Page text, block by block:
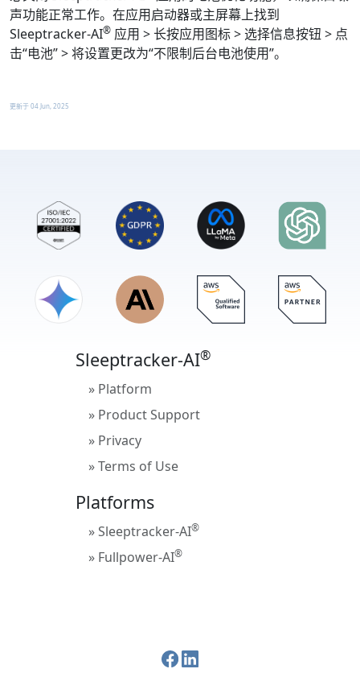
声功能正常工作。在应用启动器或主屏幕上找到
Sleeptracker-AI® 应用 > 长按应用图标 > 选择信息按钮 > 点
击“电池”> 将设置更改为“不限制后台电池使用”。
更新于04 Jun, 2025
Sleeptracker-AI®
» Platform
» Product Support
» Privacy
» Terms of Use
Platforms
» Sleeptracker-AI®
» Fullpower-AI®